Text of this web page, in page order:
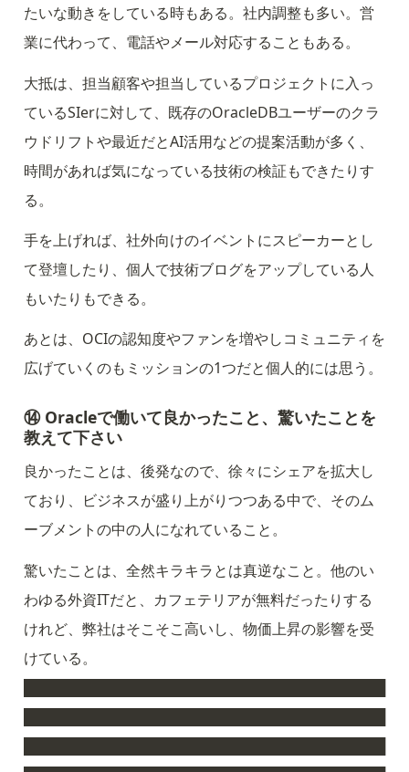
たいな動きをしている時もある。社内調整も多い。営
業に代わって、電話やメール対応することもある。
大抵は、担当顧客や担当しているプロジェクトに入っ
ているSIerに対して、既存のOracleDBユーザーのクラ
ウドリフトや最近だとAI活用などの提案活動が多く、
時間があれば気になっている技術の検証もできたりす
る。
手を上げれば、社外向けのイベントにスピーカーとし
て登壇したり、個人で技術ブログをアップしている人
もいたりもできる。
あとは、OCIの認知度やファンを増やしコミュニティを
広げていくのもミッションの1つだと個人的には思う。
⑭ Oracleで働いて良かったこと、驚いたことを
教えて下さい
良かったことは、後発なので、徐々にシェアを拡大し
ており、ビジネスが盛り上がりつつある中で、そのム
ーブメントの中の人になれていること。
驚いたことは、全然キラキラとは真逆なこと。他のい
わゆる外資ITだと、カフェテリアが無料だったりする
けれど、弊社はそこそこ高いし、物価上昇の影響を受
けている。